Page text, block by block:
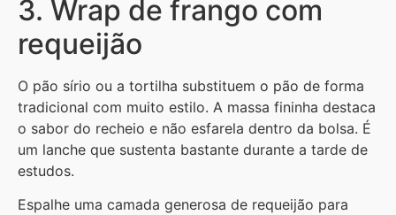
3. Wrap de frango com
requeijão
O pão sírio ou a tortilha substituem o pão de forma
tradicional com muito estilo. A massa fininha destaca
o sabor do recheio e não esfarela dentro da bolsa. É
um lanche que sustenta bastante durante a tarde de
estudos.
Espalhe uma camada generosa de requeijão para